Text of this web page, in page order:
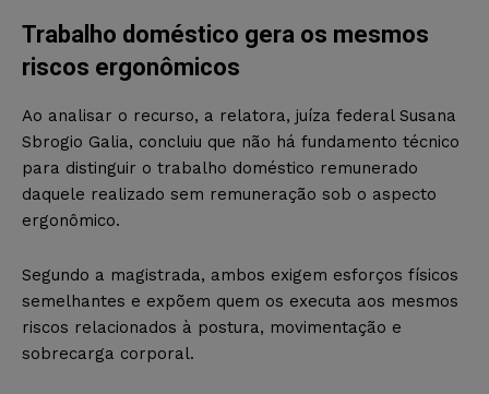
Trabalho doméstico gera os mesmos
riscos ergonômicos
Ao analisar o recurso, a relatora, juíza federal Susana
Sbrogio Galia, concluiu que não há fundamento técnico
para distinguir o trabalho doméstico remunerado
daquele realizado sem remuneração sob o aspecto
ergonômico.
Segundo a magistrada, ambos exigem esforços físicos
semelhantes e expõem quem os executa aos mesmos
riscos relacionados à postura, movimentação e
sobrecarga corporal.